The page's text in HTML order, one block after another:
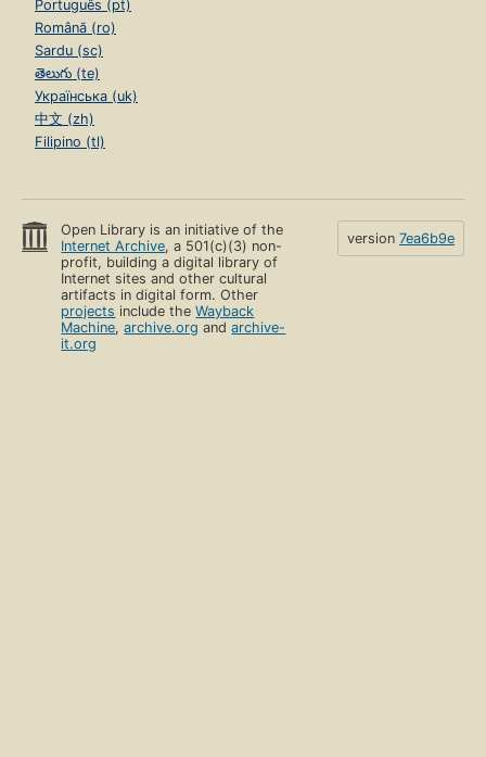
Português (pt)
Română (ro)
Sardu (sc)
తెలుగు (te)
Українська (uk)
中文 (zh)
Filipino (tl)
Open Library is an initiative of the
Internet Archive, a 501(c)(3) non-
profit, building a digital library of
Internet sites and other cultural
artifacts in digital form. Other
projects include theWayback
Machine,archive.org andarchive-
it.org
version 7ea6b9e